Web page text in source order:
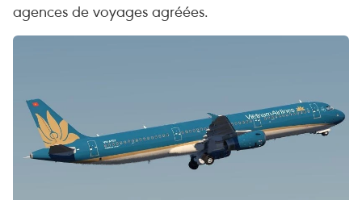
agences de voyages agréées.